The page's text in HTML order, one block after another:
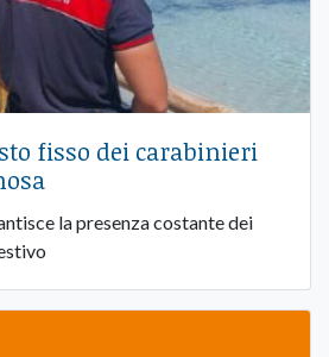
fisso dei carabinieri
la presenza costante dei